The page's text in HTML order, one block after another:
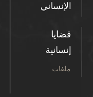
الإنساني
قضايا
إنسانية
ملفات